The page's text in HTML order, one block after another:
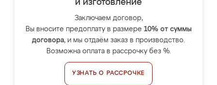
и изготовление
Заключаем договор,
Вы вносите предоплату в размере 10% от суммы
договора, и мы отдаём заказ в производство.
Возможна оплата в рассрочку без %.
УЗНАТЬ О РАССРОЧКЕ